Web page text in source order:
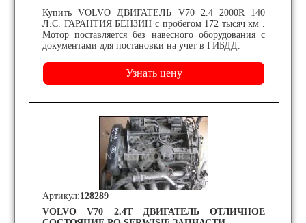
Купить VOLVO ДВИГАТЕЛЬ V70 2.4 2000R 140
Л.С. ГАРАНТИЯ БЕНЗИН с пробегом 172 тысяч км .
Мотор поставляется без навесного оборудования с
документами для постановки на учет в ГИБДД.
VOLVO V70 2.4T ДВИГАТЕЛЬ ОТЛИЧНОЕ
Артикул:128289